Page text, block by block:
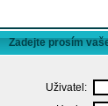
Zadejte prosím
Uživatel: